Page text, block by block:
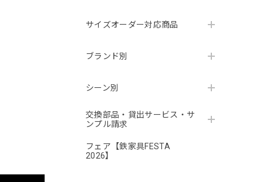
サイズオーダー対応商品
ブランド別
シーン別
交換部品・貸出サービス・サ
ンプル請求
フェア【鉄家具FESTA
2026】